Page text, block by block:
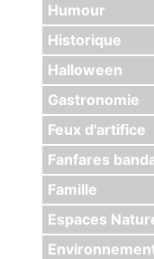
Humour
Historique
Halloween
Gastronomie
Feux d'artifice
Fanfares
Famille
Espaces